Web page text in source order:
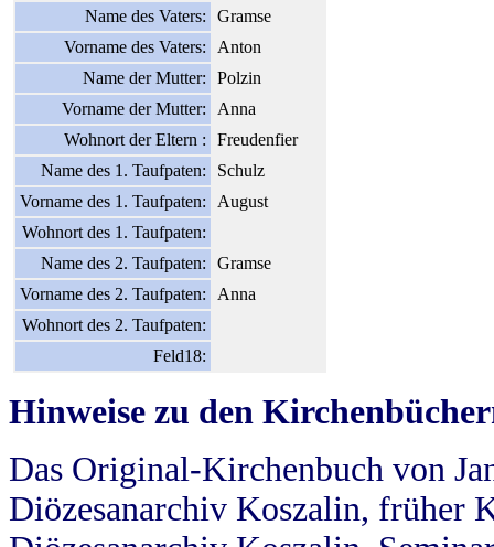
Name des Vaters:
Gramse
Vorname des Vaters:
Anton
Name der Mutter:
Polzin
Vorname der Mutter:
Anna
Wohnort der Eltern :
Freudenfier
Name des 1. Taufpaten:
Schulz
Vorname des 1. Taufpaten:
August
Wohnort des 1. Taufpaten:
Name des 2. Taufpaten:
Gramse
Vorname des 2. Taufpaten:
Anna
Wohnort des 2. Taufpaten:
Feld18:
Hinweise zu den
Das Original-Kirchenbuch von
Diözesanarchiv Koszalin, früher